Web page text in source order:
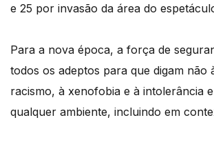
e 25 por invasão da área do
Para a nova época, a força de
todos os adeptos para que digam não
racismo, à xenofobia e à intolerância
qualquer ambiente, incluindo em